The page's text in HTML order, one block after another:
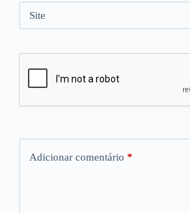
Site
Adicionar comentário *